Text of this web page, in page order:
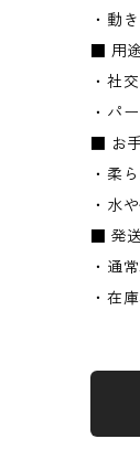
・動
■ 用
・社
・パ
■ お
・柔
・水
■ 発
・通
・在